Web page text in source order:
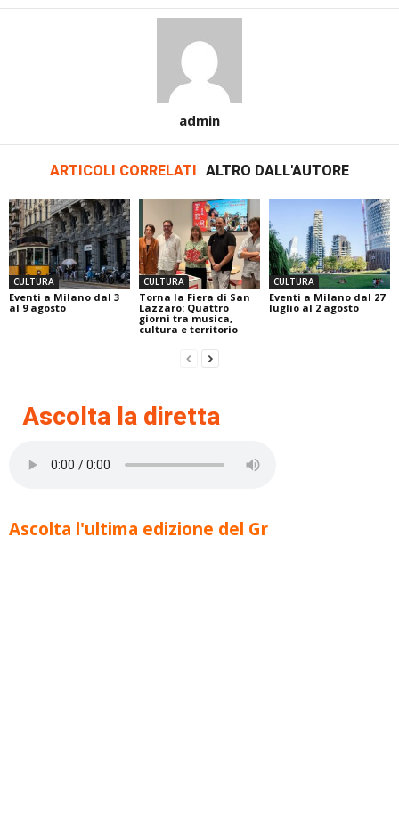
admin
ARTICOLI CORRELATI ALTRO DALL'AUTORE
CULTURA
Eventi a Milano dal 3
al 9 agosto
CULTURA
Torna la Fiera di San
Lazzaro: Quattro
giorni tra musica,
cultura e territorio
CULTURA
Eventi a Milano dal 27
luglio al 2 agosto
Ascolta la diretta
Ascolta l'ultima edizione del Gr